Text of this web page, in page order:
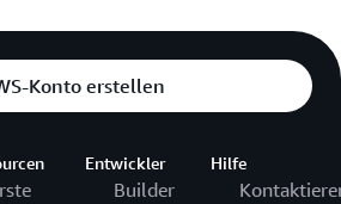
Konto erstellen
Entwickler
Builder
Hilfe